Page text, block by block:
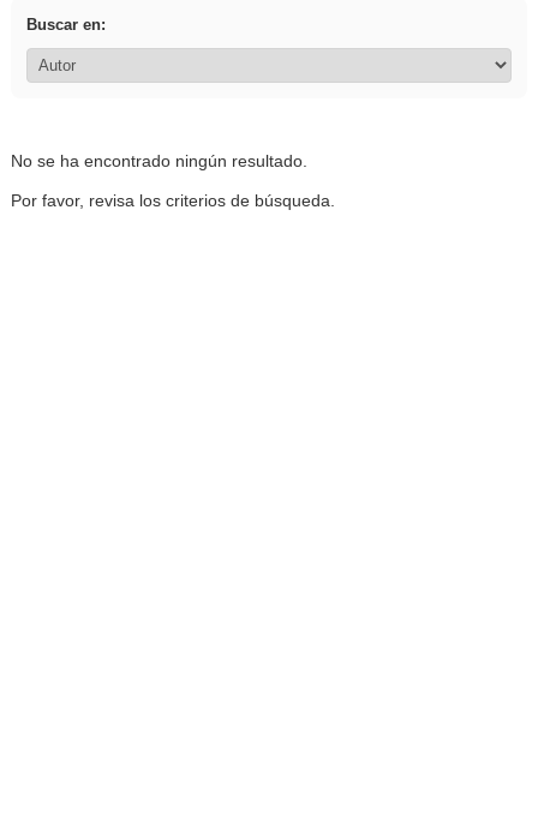
Buscar en:
No se ha encontrado ningún resultado.
Por favor, revisa los criterios de búsqueda.